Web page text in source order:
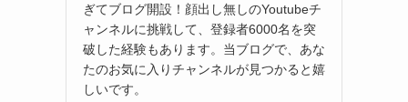
ぎてブログ開設！顔出し無しのYoutubeチ
ャンネルに挑戦して、登録者6000名を突
破した経験もあります。当ブログで、あな
たのお気に入りチャンネルが見つかると嬉
しいです。